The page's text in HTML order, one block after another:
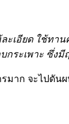
ะเอียด ใช้ทา
ระเพาะ ซึ่งมี
าก จะไปดัน